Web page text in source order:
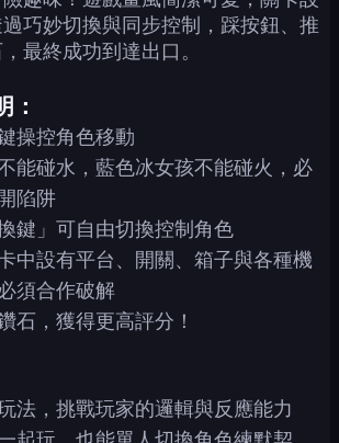
巧妙切換與同步控制，踩按鈕、推
最終成功到達出口。
：
操控角色移動
能碰水，藍色冰女孩不能碰火，必
陷阱
鍵」可自由切換控制角色
中設有平台、開關、箱子與各種機
須合作破解
石，獲得更高評分！
法，挑戰玩家的邏輯與反應能力